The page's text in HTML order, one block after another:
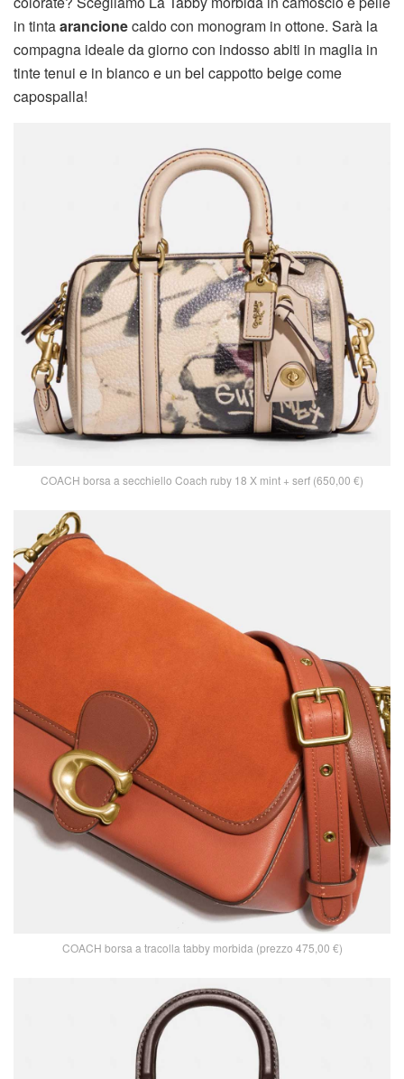
in tintaarancionecaldo con monogram in ottone. Sarà la
compagna ideale da giorno con indosso abiti in maglia in
tinte tenui e in bianco e un bel cappotto beige come
capospalla!
COACH borsa a secchiello Coach ruby 18 X mint + serf (650,00 €)
COACH borsa a tracolla tabby morbida (prezzo 475,00 €)